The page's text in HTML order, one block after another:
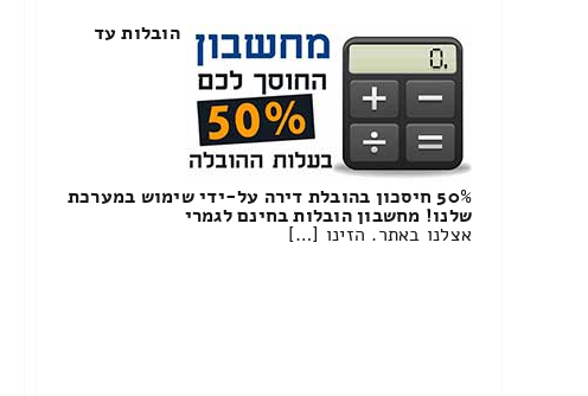
הובלות עד
50% חיסכון בהובלת דירה על-ידי שימוש במערכת
שלנו! מחשבון הובלות בחינם לגמרי
אצלנו באתר. הזינו […]